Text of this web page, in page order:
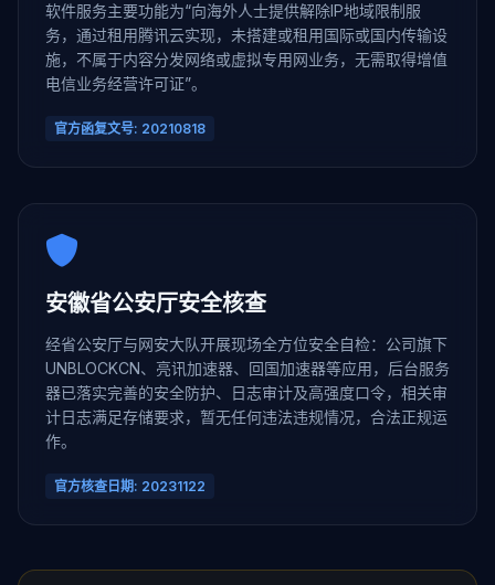
软件服务主要功能为“向海外人士提供解除IP地域限制服
务，通过租用腾讯云实现，未搭建或租用国际或国内传输设
施，不属于内容分发网络或虚拟专用网业务，无需取得增值
电信业务经营许可证”。
官方函复文号: 20210818
安徽省公安厅安全核查
经省公安厅与网安大队开展现场全方位安全自检：公司旗下
UNBLOCKCN、亮讯加速器、回国加速器等应用，后台服务
器已落实完善的安全防护、日志审计及高强度口令，相关审
计日志满足存储要求，暂无任何违法违规情况，合法正规运
作。
官方核查日期: 20231122